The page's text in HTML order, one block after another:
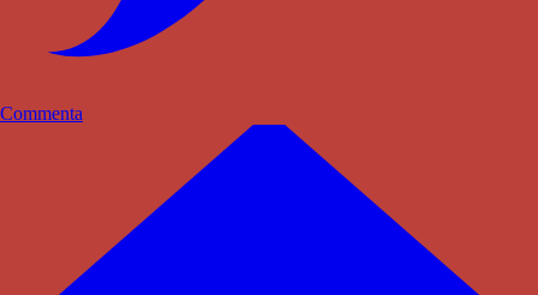
Commenta